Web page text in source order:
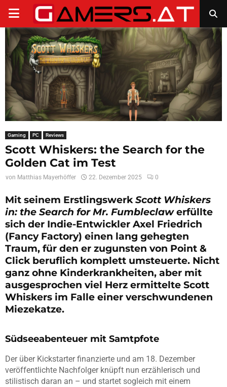
PRIMARY
MENU
Gaming PC Reviews
Scott Whiskers: the Search for the
Golden Cat im Test
von Matthias Mayerhöffer 22. Dezember 2025 0
Mit seinem ErstlingswerkScott Whiskers
in: the Search for Mr. Fumbleclawerfüllte
sich der Indie-Entwickler Axel Friedrich
(Fancy Factory) einen lang gehegten
Traum, für den er zugunsten von Point &
Click beruflich komplett umsteuerte. Nicht
ganz ohne Kinderkrankheiten, aber mit
ausgesprochen viel Herz ermittelte Scott
Whiskers im Falle einer verschwundenen
Miezekatze.
Südseeabenteuer mit Samtpfote
Der über Kickstarter finanzierte und am 18. Dezember
veröffentlichte Nachfolger knüpft nun erzählerisch und
stilistisch daran an – und startet sogleich mit einem